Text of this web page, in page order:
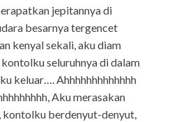
jepitannya di
besarnya tergencet
kenyal sekali, aku diam
seluruhnya di dalam
keluar…. Ahhhhhhhhhhhhh
Aku merasakan
kontolku berdenyut-denyut,